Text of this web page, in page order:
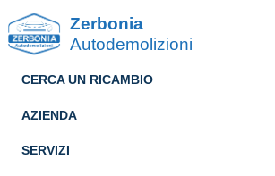
Zerbonia
Autodemolizioni
CERCA UN RICAMBIO
AZIENDA
SERVIZI